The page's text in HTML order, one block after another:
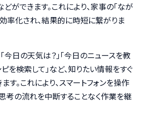
ができます。これにより、家事の「なが
率化され、結果的に時短に繋がりま
今日の天気は？」「今日のニュースを教
ピを検索して」など、知りたい情報をすぐ
す。これにより、スマートフォンを操作
考の流れを中断することなく作業を継